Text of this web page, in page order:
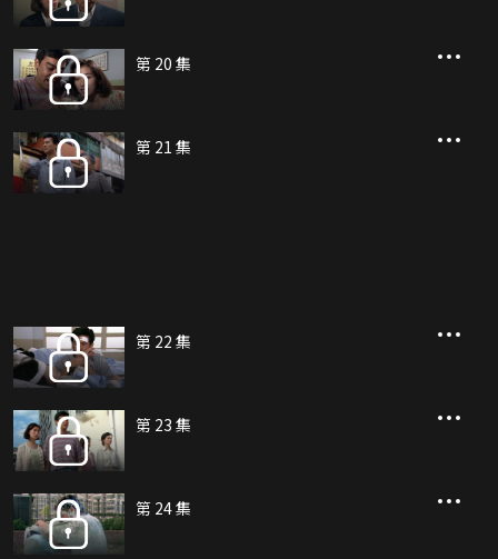
第 20 集
第 21 集
第 22 集
第 23 集
第 24 集